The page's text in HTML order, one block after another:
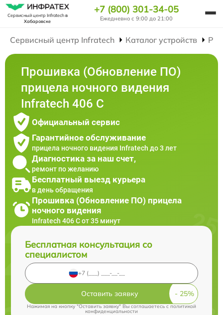
Сервисный центр Infratechв
Хабаровске
+7 (800) 301-34-05
Ежедневно с 9:00 до 21:00
Сервисный центр Infratech Каталог устройств
Прошивка (Обновление ПО)
прицела ночного видения
Infratech 406 С
Официальный сервис
Гарантийное обслуживание
прицела ночного видения Infratech до 3 лет
Диагностика за наш счет,
ремонт по желанию
Бесплатный выезд курьера
в день обращения
Прошивка (Обновление ПО) прицела
ночного видения
Infratech 406 С от 35 минут
Бесплатная консультация со
специалистом
Оставить заявку
Нажимая на кнопку "Оставить заявку" Вы соглашаетесь cполитикой
конфиденциальности